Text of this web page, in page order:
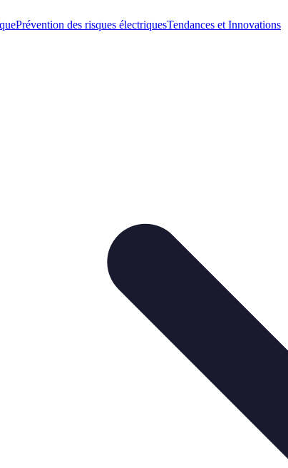
Prévention des risques électriquesTendances et Innovations